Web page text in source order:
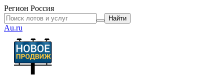
Регион Россия
Найти
Au.ru